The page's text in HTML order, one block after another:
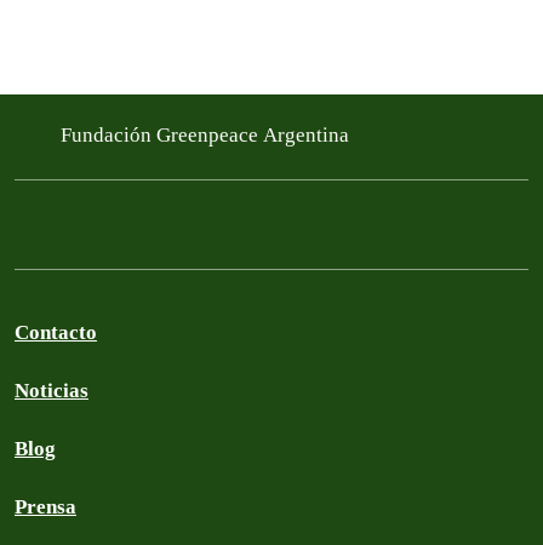
Fundación Greenpeace Argentina
Contacto
Noticias
Blog
Prensa